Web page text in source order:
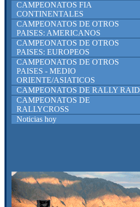
CAMPEONATOS FIA
CONTINENTALES
CAMPEONATOS DE OTROS
PAISES: AMERICANOS
CAMPEONATOS DE OTROS
PAISES: EUROPEOS
CAMPEONATOS DE OTROS
PAISES - MEDIO
ORIENTE/ASIATICOS
CAMPEONATOS DE RALLY RAID
CAMPEONATOS DE
RALLYCROSS
Noticias hoy